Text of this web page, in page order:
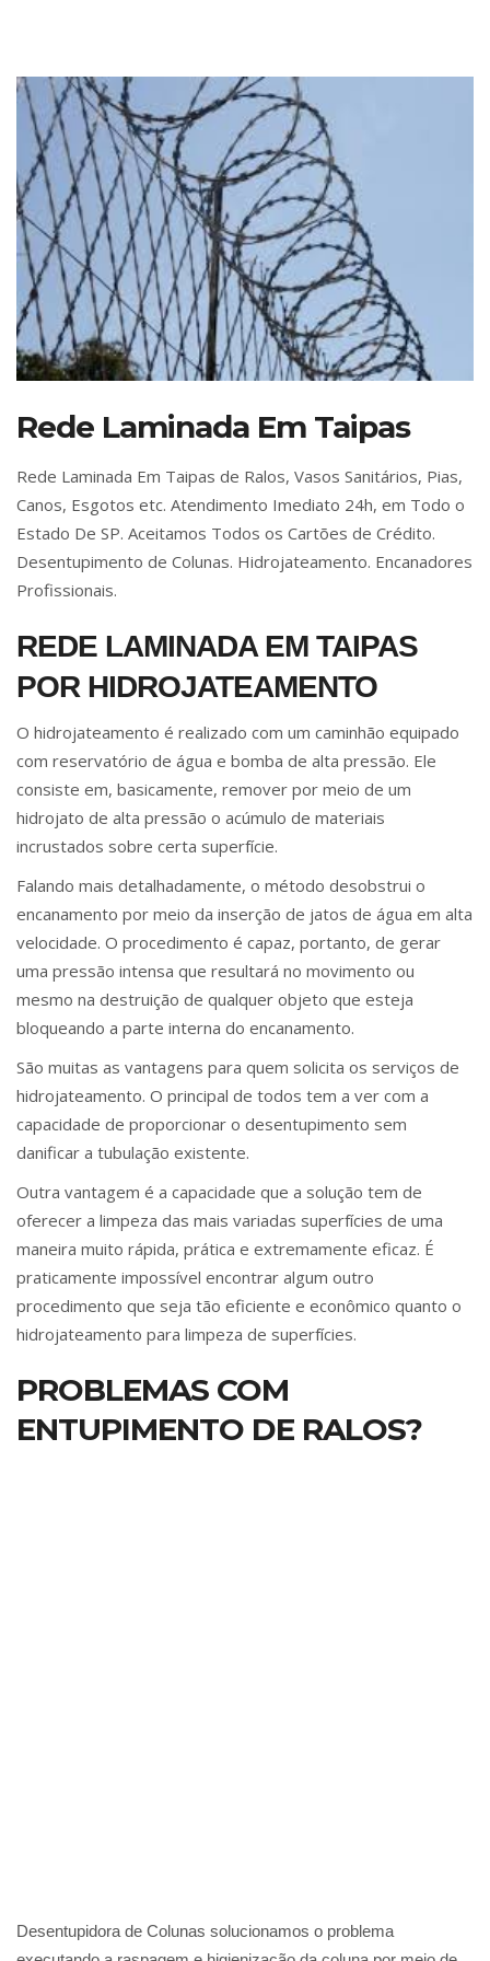
Rede Laminada Em Taipas
Rede Laminada Em Taipas de Ralos, Vasos Sanitários, Pias,
Canos, Esgotos etc. Atendimento Imediato 24h, em Todo o
Estado De SP. Aceitamos Todos os Cartões de Crédito.
Desentupimento de Colunas. Hidrojateamento. Encanadores
Profissionais.
REDE LAMINADA EM TAIPAS
POR HIDROJATEAMENTO
O hidrojateamento é realizado com um caminhão equipado
com reservatório de água e bomba de alta pressão. Ele
consiste em, basicamente, remover por meio de um
hidrojato de alta pressão o acúmulo de materiais
incrustados sobre certa superfície.
Falando mais detalhadamente, o método desobstrui o
encanamento por meio da inserção de jatos de água em alta
velocidade. O procedimento é capaz, portanto, de gerar
uma pressão intensa que resultará no movimento ou
mesmo na destruição de qualquer objeto que esteja
bloqueando a parte interna do encanamento.
São muitas as vantagens para quem solicita os serviços de
hidrojateamento. O principal de todos tem a ver com a
capacidade de proporcionar o desentupimento sem
danificar a tubulação existente.
Outra vantagem é a capacidade que a solução tem de
oferecer a limpeza das mais variadas superfícies de uma
maneira muito rápida, prática e extremamente eficaz. É
praticamente impossível encontrar algum outro
procedimento que seja tão eficiente e econômico quanto o
hidrojateamento para limpeza de superfícies.
PROBLEMAS COM
ENTUPIMENTO DE RALOS?
Desentupidora de Colunas solucionamos o problema